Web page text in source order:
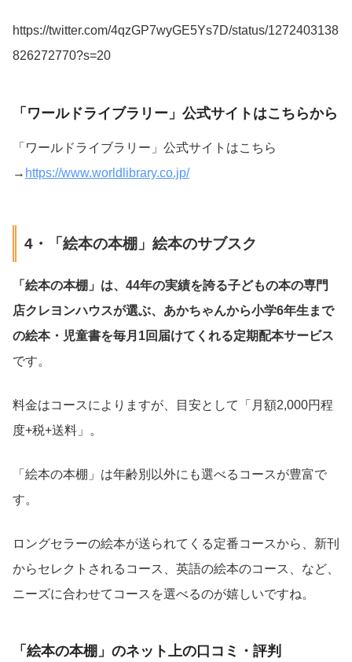
https://twitter.com/4qzGP7wyGE5Ys7D/status/1272403138
826272770?s=20
「ワールドライブラリー」公式サイトはこちらから
「ワールドライブラリー」公式サイトはこちら
→ https://www.worldlibrary.co.jp/
4・「絵本の本棚」絵本のサブスク
「絵本の本棚」は、44年の実績を誇る子どもの本の専門
店クレヨンハウスが選ぶ、あかちゃんから小学6年生まで
の絵本・児童書を毎月1回届けてくれる定期配本サービス
です。
料金はコースによりますが、目安として「月額2,000円程
度+税+送料」。
「絵本の本棚」は年齢別以外にも選べるコースが豊富で
す。
ロングセラーの絵本が送られてくる定番コースから、新刊
からセレクトされるコース、英語の絵本のコース、など、
ニーズに合わせてコースを選べるのが嬉しいですね。
「絵本の本棚」のネット上の口コミ・評判